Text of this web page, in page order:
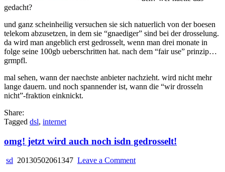
gedacht?
und ganz scheinheilig versuchen sie sich natuerlich von der boesen
telekom abzusetzen, in dem sie “gnaediger” sind bei der drosselung.
da wird man angeblich erst gedrosselt, wenn man drei monate in
folge seine 100gb ueberschritten hat. nach dem “fair use” prinzip…
grmpfl.
mal sehen, wann der naechste anbieter nachzieht. wird nicht mehr
lange dauern. und noch spannender ist, wann die “wir drosseln
nicht”-fraktion einknickt.
Share:
Tagged dsl, internet
omg! jetzt wird auch noch isdn gedrosselt!
sd 20130502061347 Leave a Commenton